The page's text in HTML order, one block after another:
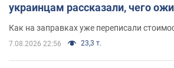
украинцам рассказали, чего
Как на заправках уже переписали
7.08.2026 22:56 23,3 т.